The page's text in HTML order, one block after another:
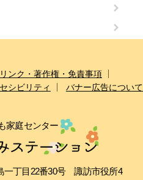
リンク・著作権・免責事項
シビリティ バナー広告について
家庭センター
一丁目22番30号 諏訪市役所4